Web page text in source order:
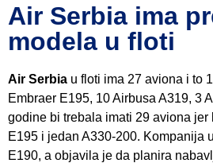
Air Serbia ima
modela u floti
Air Serbia u floti ima 27 aviona i to
Embraer E195, 10 Airbusa A319, 3
godine bi trebala imati 29 aviona jer
E195 i jedan A330-200. Kompanija
E190, a objavila je da planira